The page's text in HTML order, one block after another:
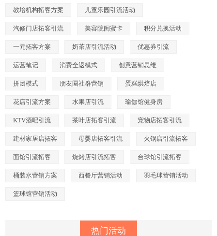
教培机构拓客方案 儿童乐园引流活动
汽修门店拓客引流 美容院闺蜜卡 积分兑换活动
一元拓客方案 奶茶店引流活动 优惠券引流
运营笔记 消费全返模式 创意营销思维
拼团模式 朋友圈社群营销 蛋糕烘焙店
花店引流方案 水果店引流 瑜伽馆健身房
KTV酒吧引流 茶叶店拓客引流 宠物店拓客引流
建材家居店拓客 母婴店拓客引流 火锅店引流拓客
面馆引流拓客 烧烤店引流拓客 台球馆引流拓客
桶装水营销方案 西餐厅营销活动 羽毛球营销活动
篮球馆营销活动
热门活动